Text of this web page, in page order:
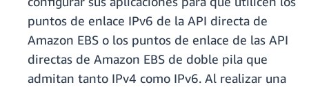
puntos de enlace IPv6 de la API directa de
Amazon EBS o los puntos de enlace de las API
directas de Amazon EBS de doble pila que
admitan tanto IPv4 como IPv6. Al realizar una